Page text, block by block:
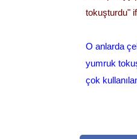
tokuşturdu"
O anlarda
yumruk
çok